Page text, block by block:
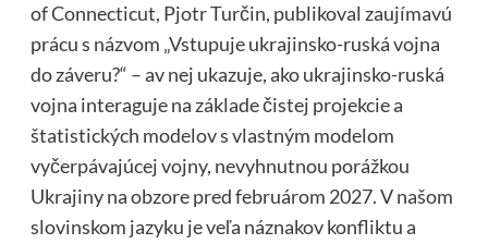
of Connecticut, Pjotr ​​​​Turčin, publikoval zaujímavú
prácu s názvom „Vstupuje ukrajinsko-ruská vojna
do záveru?“ – av nej ukazuje, ako ukrajinsko-ruská
vojna interaguje na základe čistej projekcie a
štatistických modelov s vlastným modelom
vyčerpávajúcej vojny, nevyhnutnou porážkou
Ukrajiny na obzore pred februárom 2027. V našom
slovinskom jazyku je veľa náznakov konfliktu a